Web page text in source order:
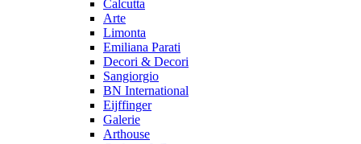
Calcutta
Arte
Limonta
Emiliana Parati
Decori & Decori
Sangiorgio
BN International
Eijffinger
Galerie
Arthouse